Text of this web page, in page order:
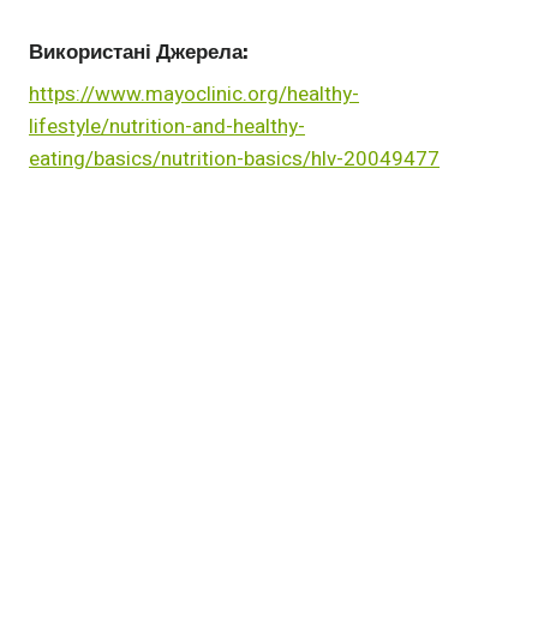
Використані Джерела:
https://www.mayoclinic.org/healthy-
lifestyle/nutrition-and-healthy-
eating/basics/nutrition-basics/hlv-20049477